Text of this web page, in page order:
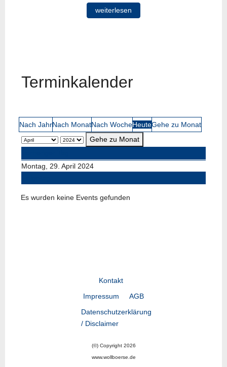
weiterlesen
Terminkalender
Nach JahrNach MonatNach WocheHeuteGehe zu Monat
Gehe zu Monat
Montag, 29. April 2024
Es wurden keine Events gefunden
Kontakt
Impressum
AGB
Datenschutzerklärung
/ Disclaimer
(©) Copyright 2026
www.wollboerse.de